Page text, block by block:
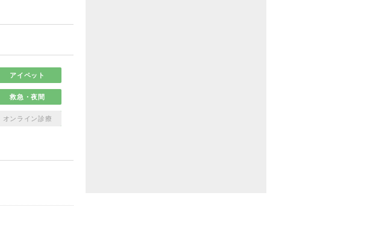
アイペット
救急・夜間
オンライン診療